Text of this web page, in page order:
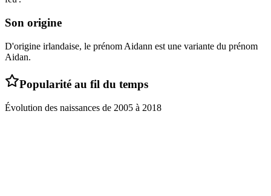
Son origine
D'origine irlandaise, le prénom Aidann est une variante du prénom
Aidan.
Popularité au fil du temps
Évolution des naissances de 2005 à 2018